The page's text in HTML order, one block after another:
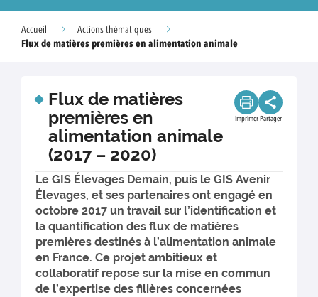
Accueil
Actions thématiques
Flux de matières premières en alimentation animale
Flux de matières
premières en
alimentation animale
(2017 – 2020)
Imprimer Partager
Le GIS Élevages Demain, puis le GIS Avenir
Élevages, et ses partenaires ont engagé en
octobre 2017 un travail sur l’identification et
la quantification des flux de matières
premières destinés à l’alimentation animale
en France. Ce projet ambitieux et
collaboratif repose sur la mise en commun
de l’expertise des filières concernées